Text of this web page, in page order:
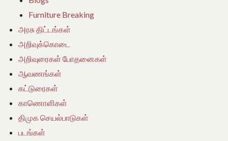
Furniture Breaking
அரசு திட்டங்கள்
அறிவுக்கொடை
அறிவுரைகள் போதனைகள்
ஆவணங்கள்
கட்டுரைகள்
காணொளிகள்
திமுக செயல்பாடுகள்
படங்கள்